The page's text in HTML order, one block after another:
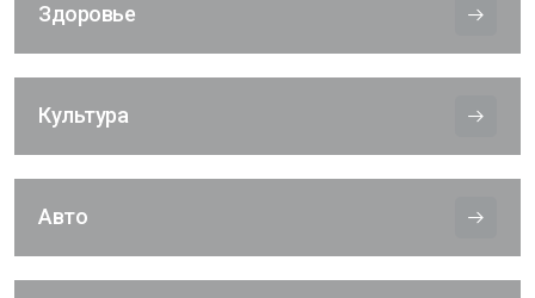
Здоровье
Культура
Авто